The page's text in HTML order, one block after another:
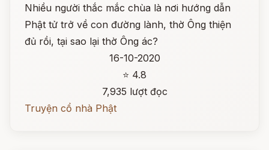
Nhiều người thắc mắc chùa là nơi hướng dẫn
Phật tử trở về con đường lành, thờ Ông thiện
đủ rồi, tại sao lại thờ Ông ác?
16-10-2020
⭐ 4.8
7,935 lượt đọc
Truyện cổ nhà Phật